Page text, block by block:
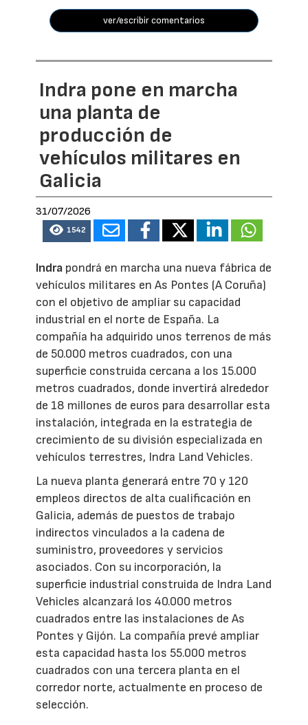
ver/escribir comentarios
Indra pone en marcha
una planta de
producción de
vehículos militares en
Galicia
31/07/2026
1542
Indra pondrá en marcha una nueva fábrica de
vehículos militares en As Pontes (A Coruña)
con el objetivo de ampliar su capacidad
industrial en el norte de España. La
compañía ha adquirido unos terrenos de más
de 50.000 metros cuadrados, con una
superficie construida cercana a los 15.000
metros cuadrados, donde invertirá alrededor
de 18 millones de euros para desarrollar esta
instalación, integrada en la estrategia de
crecimiento de su división especializada en
vehículos terrestres, Indra Land Vehicles.
La nueva planta generará entre 70 y 120
empleos directos de alta cualificación en
Galicia, además de puestos de trabajo
indirectos vinculados a la cadena de
suministro, proveedores y servicios
asociados. Con su incorporación, la
superficie industrial construida de Indra Land
Vehicles alcanzará los 40.000 metros
cuadrados entre las instalaciones de As
Pontes y Gijón. La compañía prevé ampliar
esta capacidad hasta los 55.000 metros
cuadrados con una tercera planta en el
corredor norte, actualmente en proceso de
selección.